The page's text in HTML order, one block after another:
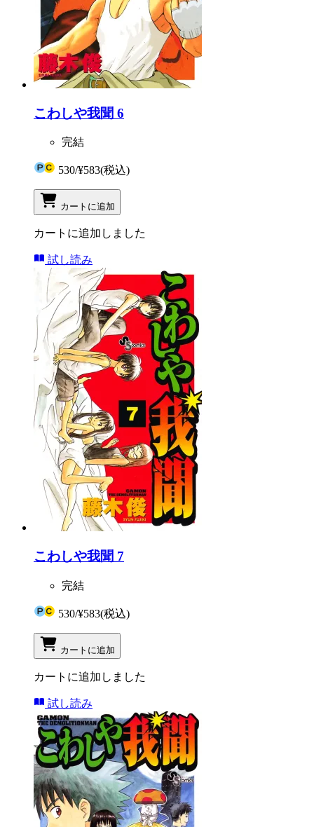
こわしや我聞 6
完結
530/¥583(税込)
カートに追加
カートに追加しました
試し読み
こわしや我聞 7
完結
530/¥583(税込)
カートに追加
カートに追加しました
試し読み